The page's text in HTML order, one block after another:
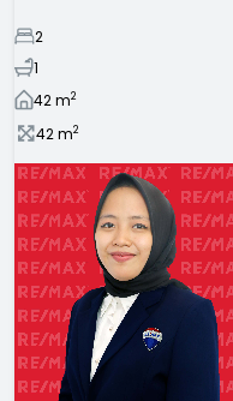
2
1
42m2
42m2